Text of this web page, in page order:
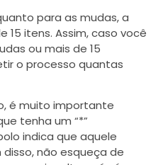
para as mudas, a
itens. Assim, caso você
ou mais de 15
o processo quantas
é muito importante
tenha um “*”
indica que aquele
não esqueça de